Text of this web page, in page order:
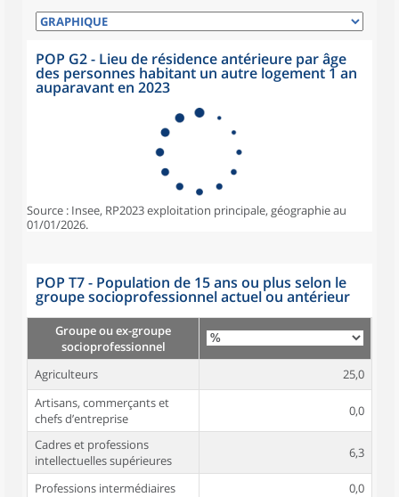
POP G2 - Lieu de résidence antérieure par âge
des personnes habitant un autre logement 1 an
auparavant en 2023
Source : Insee, RP2023 exploitation principale, géographie au
01/01/2026.
POP T7 - Population de 15 ans ou plus selon le
groupe socioprofessionnel actuel ou antérieur
Groupe ou ex-groupe
socioprofessionnel
Agriculteurs
25,0
Artisans, commerçants et
chefs d’entreprise
0,0
Cadres et professions
intellectuelles supérieures
6,3
Professions intermédiaires
0,0